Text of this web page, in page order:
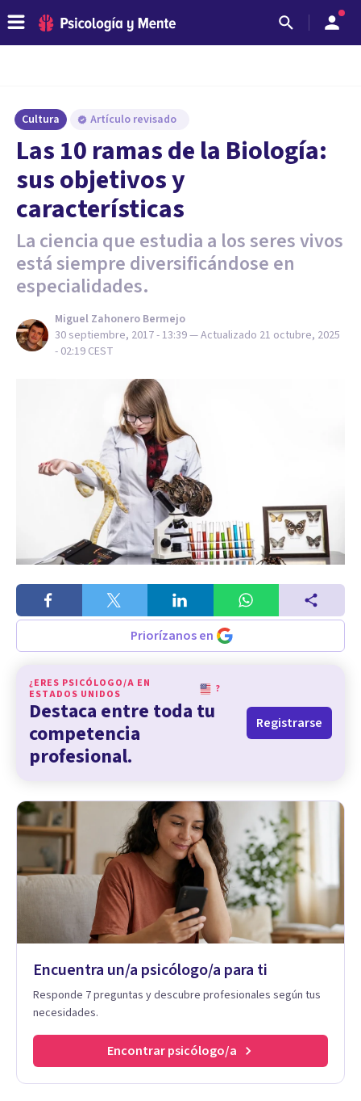
Cultura Artículo revisado
Las 10 ramas de la Biología:
sus objetivos y
características
La ciencia que estudia a los seres vivos
está siempre diversificándose en
especialidades.
Miguel Zahonero Bermejo
30 septiembre, 2017 - 13:39— Actualizado 21 octubre, 2025
- 02:19 CEST
Priorízanos en
¿ERES PSICÓLOGO/A EN
ESTADOS UNIDOS
?
Destaca entre toda tu
competencia
profesional.
Registrarse
Encuentra un/a psicólogo/a para ti
Responde 7 preguntas y descubre profesionales según tus
necesidades.
Encontrar psicólogo/a